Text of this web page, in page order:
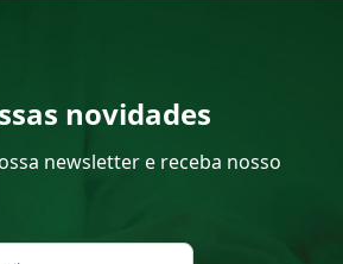
novidades
newsletter e receba nosso